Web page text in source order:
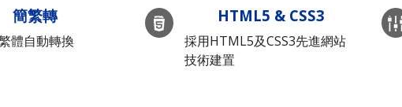
簡繁轉
體自動轉換
HTML5 & CSS3
採用HTML5及CSS3先進網站
技術建置